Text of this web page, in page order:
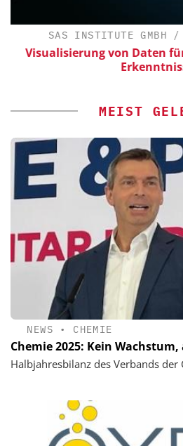
SAS INSTITUTE GMBH /
Visualisierung von Daten
MEIST
NEWS • CHEMIE
Chemie 2025: Kein
Halbjahresbilanz des Verbands